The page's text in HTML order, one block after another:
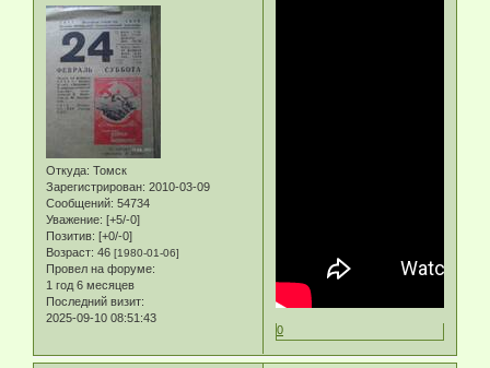
Откуда: Томск
Зарегистрирован: 2010-03-09
Сообщений: 54734
Уважение: [+5/-0]
Позитив: [+0/-0]
Возраст: 46 [1980-01-06]
Провел на форуме:
1 год 6 месяцев
Последний визит:
2025-09-10 08:51:43
0